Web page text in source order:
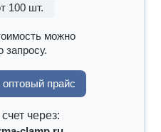
100 шт.
можно
запросу.
оптовый прайс
через: